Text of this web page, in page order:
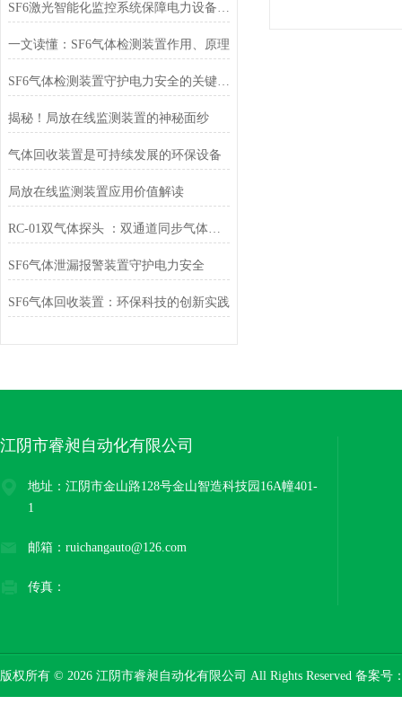
SF6激光智能化监控系统保障电力设备安全的新利器
一文读懂：SF6气体检测装置作用、原理
SF6气体检测装置守护电力安全的关键技术
揭秘！局放在线监测装置的神秘面纱
气体回收装置是可持续发展的环保设备
局放在线监测装置应用价值解读
RC-01双气体探头 ：双通道同步气体检测装置
SF6气体泄漏报警装置守护电力安全
SF6气体回收装置：环保科技的创新实践
江阴市睿昶自动化有限公司
地址：江阴市金山路128号金山智造科技园16A幢401-
1
邮箱：ruichangauto@126.com
传真：
版权所有 © 2026 江阴市睿昶自动化有限公司 All Rights Reserved 备案号